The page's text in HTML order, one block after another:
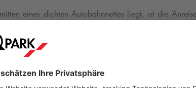
eines dichten Autobahnnettes liegt, ist die
möglich:
wir Ihnen die
poi/japan-tag-d%C3%BCsseldorf/
auszusuchen und sich dank
, das ein